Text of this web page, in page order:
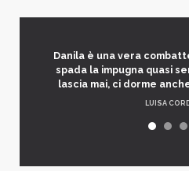
Danila è una vera
spada la impugna quasi
lascia mai, ci dorme
LUISA